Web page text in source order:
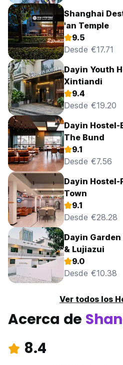
Shanghai
'an Temple
9.5
Desde €17.71
Dayin Youth
Xintiandi
9.4
Desde €19.20
Dayin Hostel-
The Bund
9.1
Desde €7.56
Dayin Hostel-
Town
9.1
Desde €28.28
Dayin
& Lujiazui
9.0
Desde €10.38
Ver todos los
Acerca de
8.4